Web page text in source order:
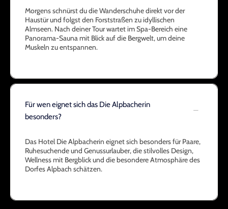
Morgens schnürst du die Wanderschuhe direkt vor der
Haustür und folgst den Forststraßen zu idyllischen
Almseen. Nach deiner Tour wartet im Spa-Bereich eine
Panorama-Sauna mit Blick auf die Bergwelt, um deine
Muskeln zu entspannen.
Für wen eignet sich das Die Alpbacherin
besonders?
Das Hotel Die Alpbacherin eignet sich besonders für Paare,
Ruhesuchende und Genussurlauber, die stilvolles Design,
Wellness mit Bergblick und die besondere Atmosphäre des
Dorfes Alpbach schätzen.